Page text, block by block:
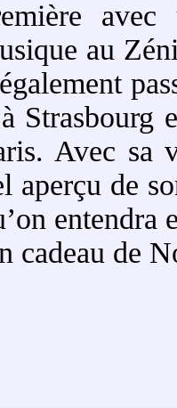
au
Strasbourg
Avec sa
aperçu de
entendra
cadeau de